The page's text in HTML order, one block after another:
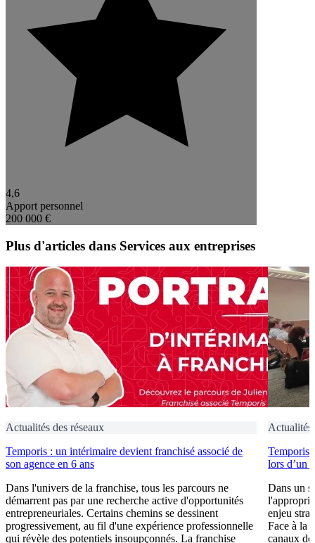
4,6
Apport personnel
200 000 €
Plus d'articles dans Services aux entreprises
Actualités des réseaux
Temporis : un intérimaire devient franchisé associé de
son agence en 6 ans
Dans l'univers de la franchise, tous les parcours ne
démarrent pas par une recherche active d'opportunités
entrepreneuriales. Certains chemins se dessinent
progressivement, au fil d'une expérience professionnelle
qui révèle des potentiels insoupçonnés. La franchise
Actualités
Temporis
lors d’un
Dans un
enjeu
Face à la
canaux